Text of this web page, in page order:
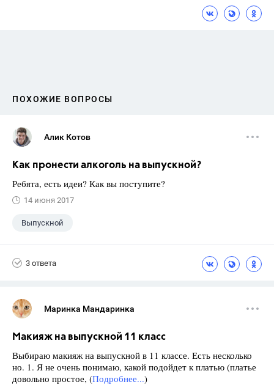
ПОХОЖИЕ ВОПРОСЫ
Алик Котов
Как пронести алкоголь на выпускной?
Ребята, есть идеи? Как вы поступите?
14 июня 2017
Выпускной
3 ответа
Маринка Мандаринка
Макияж на выпускной 11 класс
Выбираю макияж на выпускной в 11 классе. Есть несколько
но. 1. Я не очень понимаю, какой подойдет к платью (платье
довольно простое, (Подробнее...)